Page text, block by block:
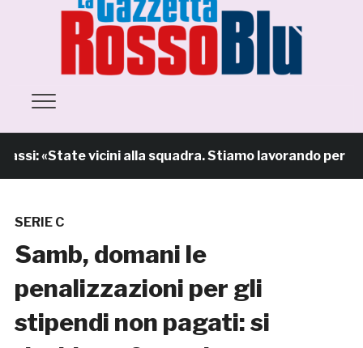
«State vicini alla squadra. Stiamo lavorando per
SERIE C
Samb, domani le
penalizzazioni per gli
stipendi non pagati: si